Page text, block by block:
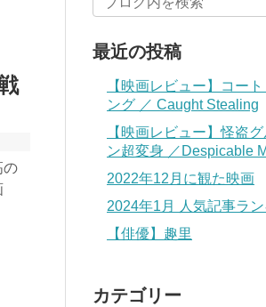
の
最近の投稿
【映画レビュー】コー
ング ／ Caught Stealing
【映画レビュー】怪盗
ン超変身 ／Despicable
2022年12月に観た映画
2024年1月 人気記事ラ
【俳優】趣里
カテゴリー